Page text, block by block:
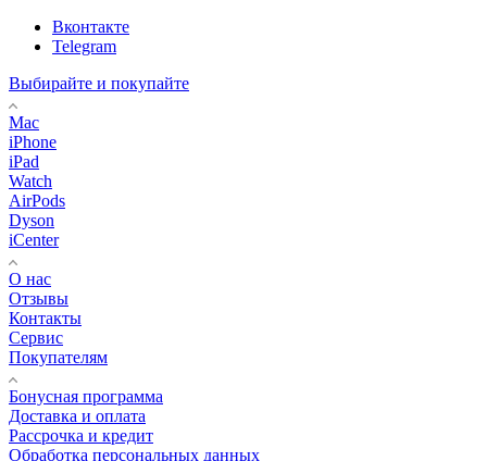
Вконтакте
Telegram
Выбирайте и покупайте
Mac
iPhone
iPad
Watch
AirPods
Dyson
iCenter
О нас
Отзывы
Контакты
Сервис
Покупателям
Бонусная программа
Доставка и оплата
Рассрочка и кредит
Обработка персональных данных